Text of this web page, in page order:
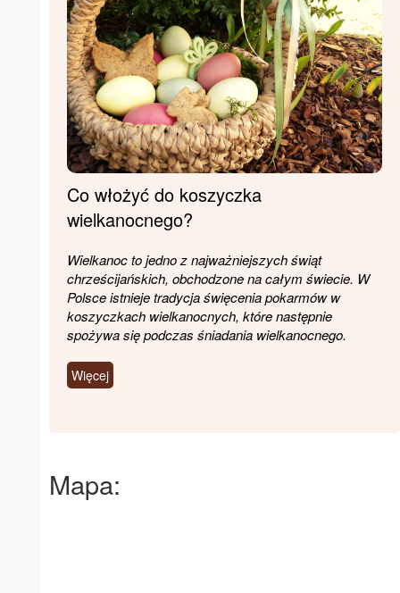
Co włożyć do koszyczka
wielkanocnego?
Wielkanoc to jedno z najważniejszych świąt
chrześcijańskich, obchodzone na całym świecie. W
Polsce istnieje tradycja święcenia pokarmów w
koszyczkach wielkanocnych, które następnie
spożywa się podczas śniadania wielkanocnego.
Więcej
Mapa: